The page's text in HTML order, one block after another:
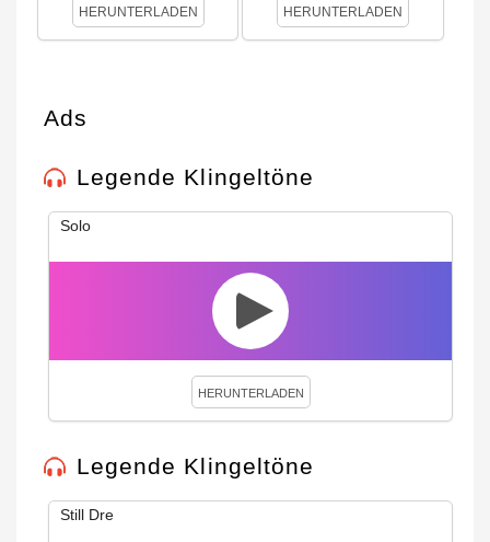
HERUNTERLADEN HERUNTERLADEN
Ads
Legende Klingeltöne
Solo
HERUNTERLADEN
Legende Klingeltöne
Still Dre